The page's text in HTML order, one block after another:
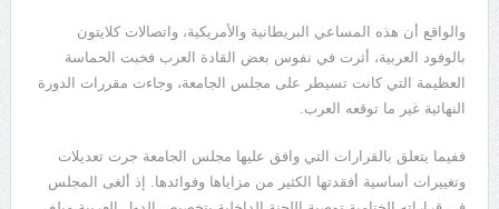
والواقع أن هذه المساعي البريطانية والأمريكية، واتصالات كلايتون
بالوفود العربية، أثرت في نفوس بعض القادة العرب فخبت الحماسة
العظيمة التي كانت تسيطر على مجلس الجامعة، وجاءت مقررات الدورة
النهائية غير ما توقعه العرب.
ففيما يتعلق بالقرارات التي وافق عليها مجلس الجامعة جرت تعديلات
وتغييرات أساسية أفقدتها الكثير من مزاياها وفوائدها. إذ ألغى المجلس